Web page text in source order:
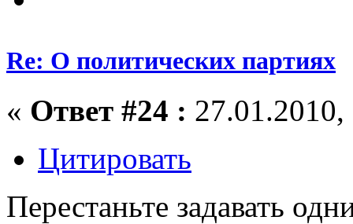
Re: О политических партиях
« Ответ #24 :
Цитировать
Перестаньте задавать